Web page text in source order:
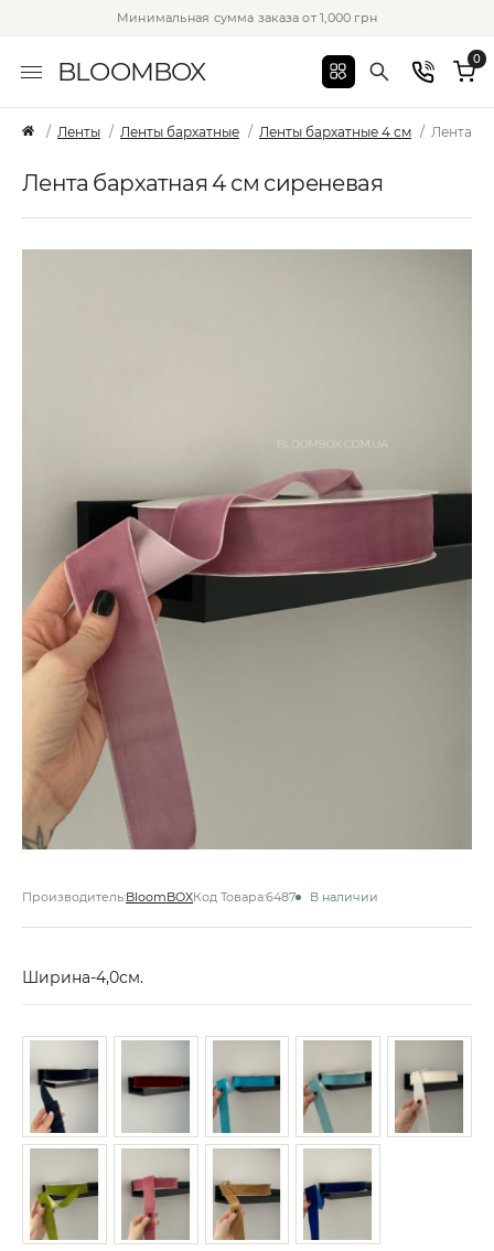
Минимальная сумма заказа от 1,000 грн
BLOOMBOX 0
Ленты Ленты бархатные Ленты бархатные 4 см Лента
Лента бархатная 4 см сиреневая
Производитель:BloomBOXКод Товара:6487 В наличии
Ширина-4,0см.